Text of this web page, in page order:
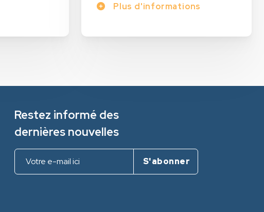
Plus d'informations
Restez informé des
dernières nouvelles